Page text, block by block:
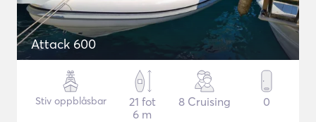
Attack 600
Stiv oppblåsbar
21 fot
6 m
8 Cruising 0